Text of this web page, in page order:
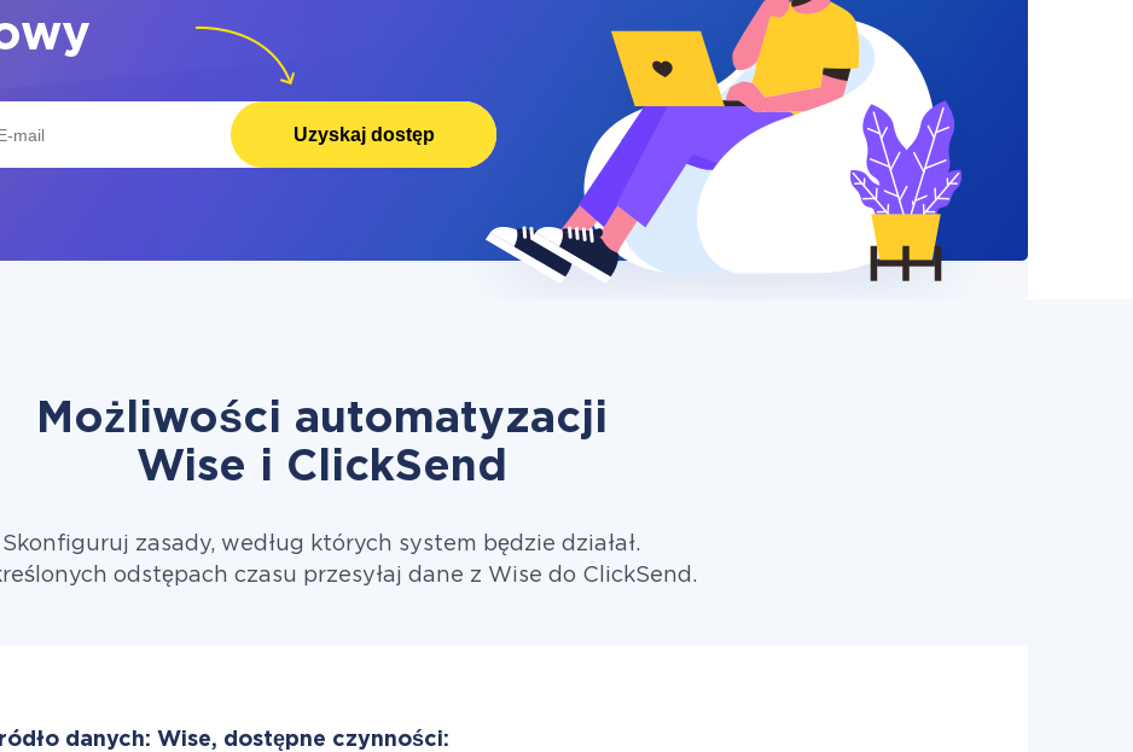
Uzyskaj dostęp
Możliwości automatyzacji
Wise i ClickSend
Skonfiguruj zasady, według których system będzie działał.
odstępach czasu przesyłaj dane z Wise do ClickSend.
danych: Wise, dostępne czynności: